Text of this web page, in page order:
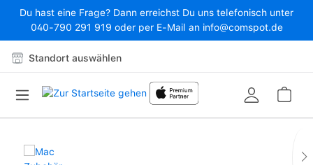
Zum Hauptinhalt springen
Du hast eine Frage? Dann erreichst Du uns telefonisch unter
040-790 291 919 oder per E-Mail an info@comspot.de
Standort auswählen